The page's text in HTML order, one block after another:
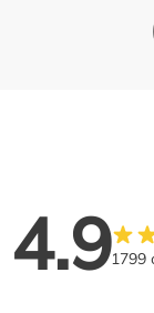
4.91799